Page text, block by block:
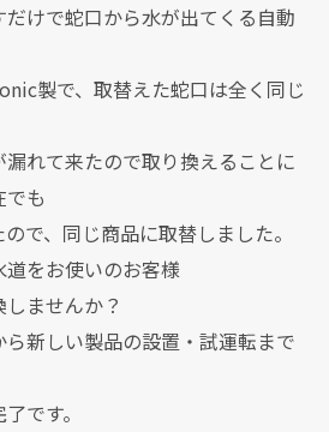
けで蛇口から水が出てくる自動
製で、取替えた蛇口は全く同じ
れて来たので取り換えることに
も
で、同じ商品に取替しました。
をお使いのお客様
ませんか？
新しい製品の設置・試運転まで
です。